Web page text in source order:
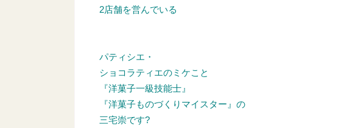
2店舗を営んでいる
パティシエ・
ショコラティエのミケこと
『洋菓子一級技能士』
『洋菓子ものづくりマイスター』の
三宅崇です?